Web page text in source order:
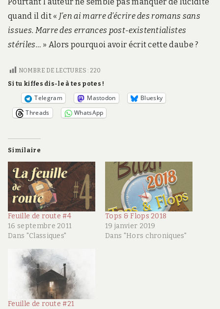
quand il dit « J’en ai marre d’écrire des romans sans
issues. Marre des errances post-existentialistes
stériles… » Alors pourquoi avoir écrit cette daube ?
NOMBRE DE LECTURES : 220
Si tu kiffes dis-le à tes potes !
Telegram Mastodon
Bluesky
Threads
WhatsApp
Similaire
Feuille de route #4
16 septembre 2011
Dans "Classiques"
Tops & Flops 2018
19 janvier 2019
Dans "Hors chroniques"
Feuille de route #21